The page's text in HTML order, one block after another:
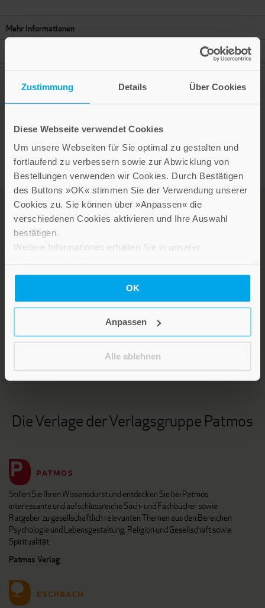
Zustimmung Details Über Cookies
Diese Webseite verwendet Cookies
Um unsere Webseiten für Sie optimal zu gestalten und
fortlaufend zu verbessern sowie zur Abwicklung von
Bestellungen verwenden wir Cookies. Durch Bestätigen
des Buttons »OK« stimmen Sie der Verwendung unserer
Cookies zu. Sie können über »Anpassen« die
verschiedenen Cookies aktivieren und Ihre Auswahl
bestätigen.
Weitere Informationen erhalten Sie in unserer
OK
Anpassen
Alle ablehnen
Mehr Informationen
NEWSLETTER
KARRIERE
Die Verlage der Verlagsgruppe Patmos
Stillen Sie Ihren Wissensdurst und entdecken Sie bei Patmos
interessante und aufschlussreiche Sach- und Fachbücher sowie
Ratgeber zu gesellschaftlich relevanten Themen aus den Bereichen
Psychologie und Lebensgestaltung, Religion und Gesellschaft sowie
Spiritualität.
Patmos Verlag